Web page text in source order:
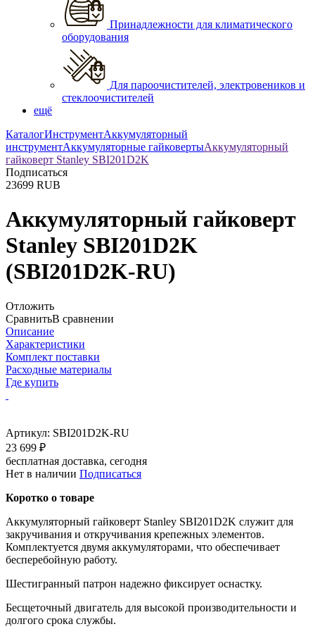
Принадлежности для климатического
оборудования
Для пароочистителей, электровеников и
стеклоочистителей
ещё
КаталогИнструментАккумуляторный
инструментАккумуляторные гайковертыАккумуляторный
гайковерт Stanley SBI201D2K
Подписаться
23699 RUB
Аккумуляторный гайковерт
Stanley SBI201D2K
(SBI201D2K-RU)
Отложить
СравнитьВ сравнении
Описание
Характеристики
Комплект поставки
Расходные материалы
Где купить
Артикул: SBI201D2K-RU
23 699 ₽
бесплатная доставка, сегодня
Нет в наличии Подписаться
Коротко о товаре
Аккумуляторный гайковерт Stanley SBI201D2K служит для
закручивания и откручивания крепежных элементов.
Комплектуется двумя аккумуляторами, что обеспечивает
бесперебойную работу.
Шестигранный патрон надежно фиксирует оснастку.
Бесщеточный двигатель для высокой производительности и
долгого срока службы.